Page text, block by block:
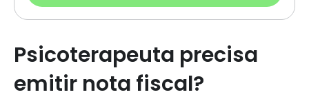
Psicoterapeuta precisa
emitir nota fiscal?